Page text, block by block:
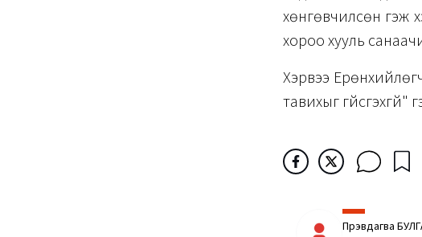
хөнгөвчилсөн гэж
хороо хууль
Хэрвээ
тавихыг үгүйсгэхгүй"
Пүрэвдагва